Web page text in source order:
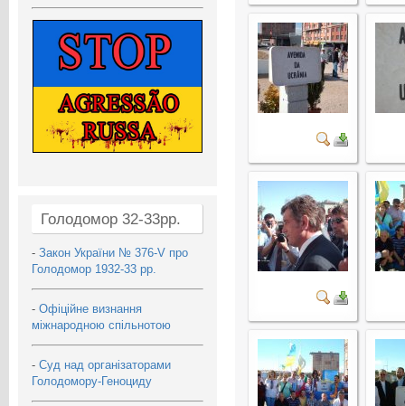
Голодомор 32-33рр.
- Закон України № 376-V про
Голодомор 1932-33 рр.
- Офіційне визнання
міжнародною спільнотою
- Суд над організаторами
Голодомору-Геноциду